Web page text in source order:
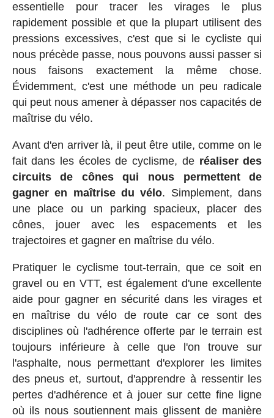
essentielle pour tracer les virages le plus
rapidement possible et que la plupart utilisent des
pressions excessives, c'est que si le cycliste qui
nous précède passe, nous pouvons aussi passer si
nous faisons exactement la même chose.
Évidemment, c'est une méthode un peu radicale
qui peut nous amener à dépasser nos capacités de
maîtrise du vélo.
Avant d'en arriver là, il peut être utile, comme on le
fait dans les écoles de cyclisme, de réaliser des
circuits de cônes qui nous permettent de
gagner en maîtrise du vélo. Simplement, dans
une place ou un parking spacieux, placer des
cônes, jouer avec les espacements et les
trajectoires et gagner en maîtrise du vélo.
Pratiquer le cyclisme tout-terrain, que ce soit en
gravel ou en VTT, est également d'une excellente
aide pour gagner en sécurité dans les virages et
en maîtrise du vélo de route car ce sont des
disciplines où l'adhérence offerte par le terrain est
toujours inférieure à celle que l'on trouve sur
l'asphalte, nous permettant d'explorer les limites
des pneus et, surtout, d'apprendre à ressentir les
pertes d'adhérence et à jouer sur cette fine ligne
où ils nous soutiennent mais glissent de manière